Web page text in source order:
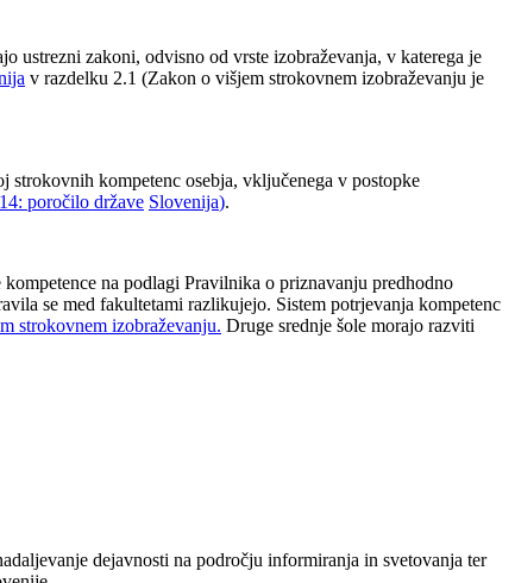
ustrezni zakoni, odvisno od vrste izobraževanja, v katerega je
v razdelku 2.1 (Zakon o višjem strokovnem izobraževanju je
strokovnih kompetenc osebja, vključenega v postopke
poročilo države Slovenija).
na podlagi Pravilnika o priznavanju predhodno
se med fakultetami razlikujejo. Sistem potrjevanja kompetenc
strokovnem izobraževanju. Druge srednje šole morajo razviti
dejavnosti na področju informiranja in svetovanja ter